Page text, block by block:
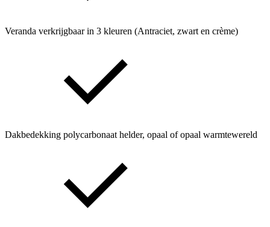
Veranda verkrijgbaar in 3 kleuren (Antraciet, zwart en crème)
Dakbedekking polycarbonaat helder, opaal of opaal warmtewereld